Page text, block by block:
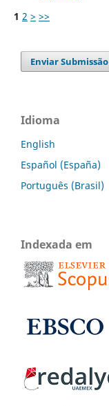
1 2 > >>
Enviar Submissão
Idioma
English
Español (España)
Português (Brasil)
Indexada em